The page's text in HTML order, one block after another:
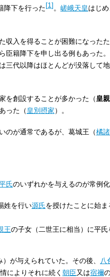
降下を行った[1]。 嵯峨天皇はじ
収入を得ることが困難になった
臣籍降下を申し出る例もあった
三代以降はほとんどが没落して
を創設することが多かった（皇
った（皇別摂家）。
のが通常であるが、葛城王（橘
氏のいずれかを与えるのが常例化
姓を行い源氏を授けたことに始ま
王の子女（二世王に相当）に平氏
）が与えられていた。その後、 八
によりそれに続く 朝臣又は宿禰